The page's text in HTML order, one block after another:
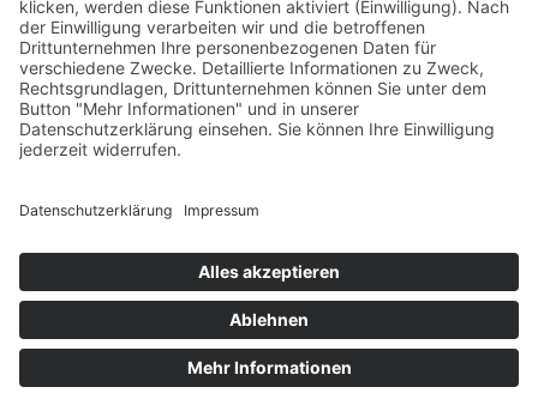
Fehlerliste
Impressum
Datenschutzerklärung
2026 | Powered byInternetagentur Nürnberg